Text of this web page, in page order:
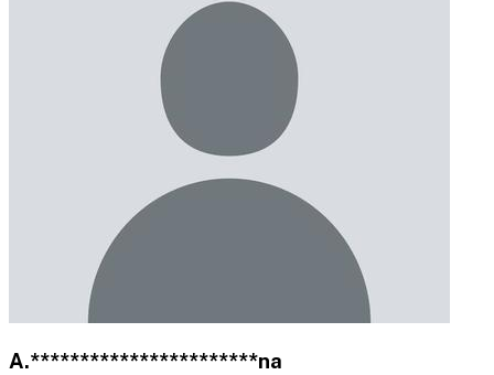
A.***********************na